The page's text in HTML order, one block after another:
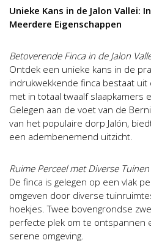
Unieke Kans in de Jalon Vallei:
Meerdere Eigenschappen
Betoverende Finca in de Jalon
Ontdek een unieke kans in de
indrukwekkende finca bestaat
met in totaal twaalf slaapkamers
Gelegen aan de voet van de
van het populaire dorp Jalón,
een adembenemend uitzicht.
Ruime Perceel met Diverse
De finca is gelegen op een vlak
omgeven door diverse
hoekjes. Twee bovengrondse
perfecte plek om te ontspannen
serene omgeving.